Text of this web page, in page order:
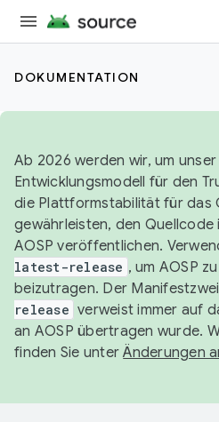
DOKUMENTATION
Ab 2026 werden wir, um
Entwicklungsmodell für den
die Plattformstabilität für das
gewährleisten, den Quellcode
AOSP veröffentlichen.
latest-release , um AOSP
beizutragen. Der
release verweist immer auf
an AOSP übertragen wurde.
finden Sie unterÄnderungen